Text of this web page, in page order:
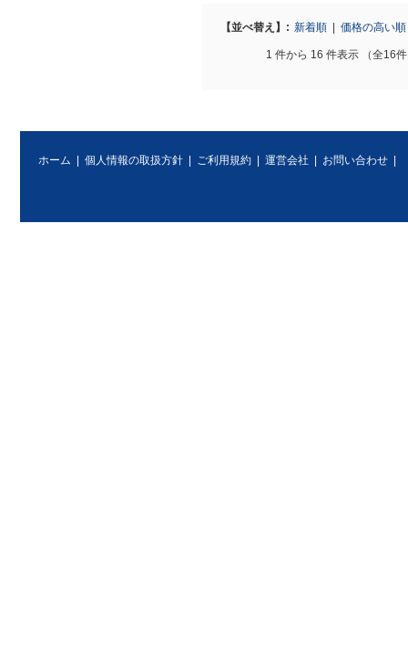
【並べ替え】: 新着順 価格の高い順
1 件から 16 件表示 （全16
ホーム 個人情報の取扱方針 ご利用規約 運営会社 お問い合わせ